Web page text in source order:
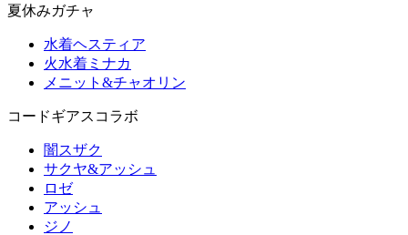
夏休みガチャ
水着ヘスティア
火水着ミナカ
メニット&チャオリン
コードギアスコラボ
闇スザク
サクヤ&アッシュ
ロゼ
アッシュ
ジノ